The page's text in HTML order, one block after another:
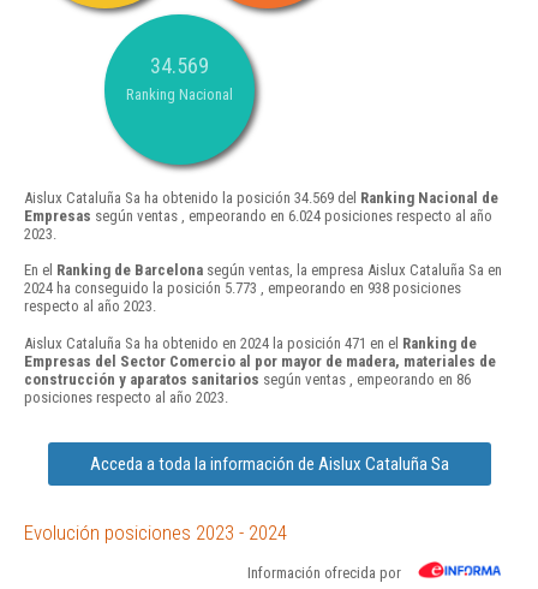
34.569
Ranking Nacional
Aislux Cataluña Sa ha obtenido la posición 34.569 del Ranking Nacional de
Empresas según ventas , empeorando en 6.024 posiciones respecto al año
2023.
En el Ranking de Barcelona según ventas, la empresa Aislux Cataluña Sa en
2024 ha conseguido la posición 5.773 , empeorando en 938 posiciones
respecto al año 2023.
Aislux Cataluña Sa ha obtenido en 2024 la posición 471 en el Ranking de
Empresas del Sector Comercio al por mayor de madera, materiales de
construcción y aparatos sanitarios según ventas , empeorando en 86
posiciones respecto al año 2023.
Acceda a toda la información de Aislux Cataluña Sa
Evolución posiciones 2023 - 2024
Información ofrecida por